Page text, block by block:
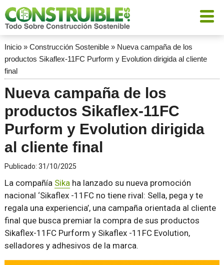
Inicio» Construcción Sostenible» Nueva campaña de los
productos Sikaflex-11FC Purform y Evolution dirigida al cliente
final
Nueva campaña de los
productos Sikaflex-11FC
Purform y Evolution dirigida
al cliente final
Publicado: 31/10/2025
La compañía Sikaha lanzado su nueva promoción
nacional ‘Sikaflex -11FC no tiene rival: Sella, pega y te
regala una experiencia’, una campaña orientada al cliente
final que busca premiar la compra de sus productos
Sikaflex-11FC Purform y Sikaflex -11FC Evolution,
selladores y adhesivos de la marca.